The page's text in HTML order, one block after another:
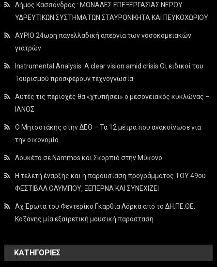
Δήμος Κασσάνδρας : ΜΟΝΑΔΕΣ ΕΠΕΞΕΡΓΑΣΙΑΣ ΝΕΡΟΥ
ΥΔΡΕΥΤΙΚΩΝ ΣΥΣΤΗΜΑΤΩΝ ΣΤΑΥΡΟΝΙΚΗΤΑ ΚΑΙ ΠΕΥΚΟΧΩΡΙΟΥ
ΑΥΡΙΟ 24ωρη πανελλαδική απεργία των νοσοκομειακών
γιατρών
Instrumental Analysis: A clear vision amid crisis Οι ειδικοί του
Τουρισμού προσφέρουν τεχνογνωσία
Αυτές τις περιοχές θα «χτυπήσει» ο μεσογειακός κυκλώνας –
ΙΑΝΟΣ
Ο Μητσοτάκης στην ΔΕΘ – Τα 12 μέτρα που ανακοίνωσε για
την οικονομία
Λουκέτο σε Nammos και Σκορπιό στην Μύκονο
Η τελετή έναρξης και η παρουσίαση προγράμματος ΤΟΥ 49ου
ΦΕΣΤΙΒΑΛ ΟΛΥΜΠΟΥ, ΞΕΠΕΡΝΑ ΚΑΙ ΣΥΝΕΧΙΖΕΙ
Αχ Έρωτα του Φεντερίκο Γκαρθία Λόρκα από το ΔΗ.ΠΕ.ΘΕ.
Κοζάνης μία εξαιρετική μουσική παράσταση
KΑΤΗΓΟΡΊΕΣ